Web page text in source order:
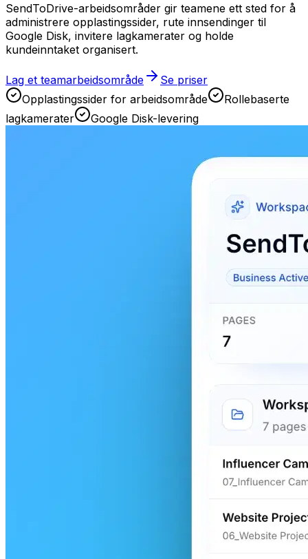
SendToDrive-arbeidsområder gir teamene ett sted for å
administrere opplastingssider, rute innsendinger til
Google Disk, invitere lagkamerater og holde
kundeinntaket organisert.
Lag et teamarbeidsområde
Se priser
Opplastingssider for arbeidsområde
Rollebaserte
lagkamerater
Google Disk-levering